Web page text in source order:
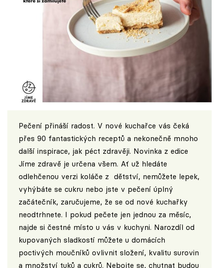
Pečení přináší radost. V nové kuchařce vás čeká
přes 90 fantastických receptů a nekonečně mnoho
další inspirace, jak péct zdravěji. Novinka z edice
Jíme zdravě je určena všem. Ať už hledáte
odlehčenou verzi koláče z dětství, nemůžete lepek,
vyhýbáte se cukru nebo jste v pečení úplný
začátečník, zaručujeme, že se od nové kuchařky
neodtrhnete. I pokud pečete jen jednou za měsíc,
najde si čestné místo u vás v kuchyni. Narozdíl od
kupovaných sladkostí můžete u domácích
poctivých moučníků ovlivnit složení, kvalitu surovin
a množství tuků a cukrů. Nebojte se, chutnat budou